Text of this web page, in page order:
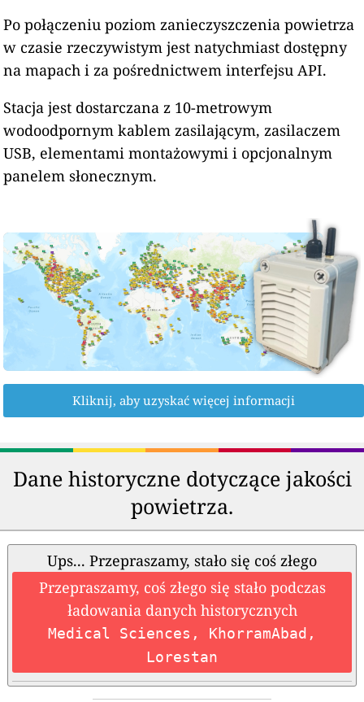
Po połączeniu poziom zanieczyszczenia powietrza
w czasie rzeczywistym jest natychmiast dostępny
na mapach i za pośrednictwem interfejsu API.
Stacja jest dostarczana z 10-metrowym
wodoodpornym kablem zasilającym, zasilaczem
USB, elementami montażowymi i opcjonalnym
panelem słonecznym.
Kliknij, aby uzyskać więcej informacji
Dane historyczne dotyczące jakości
powietrza.
Ups... Przepraszamy, stało się coś złego
Przepraszamy, coś złego się stało podczas
ładowania danych historycznych
Medical Sciences, KhorramAbad,
Lorestan